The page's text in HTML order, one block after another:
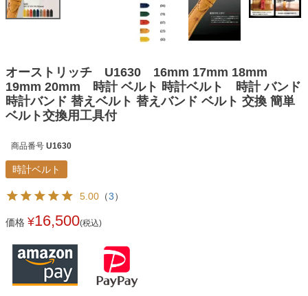
オーストリッチ U1630 16mm 17mm 18mm
19mm 20mm 時計 ベルト 時計ベルト 時計 バンド
時計バンド 替えベルト 替えバンド ベルト 交換 簡単
ベルト交換用工具付
商品番号 U1630
時計ベルト
5.00 （3）
価格 ¥16,500(税込)